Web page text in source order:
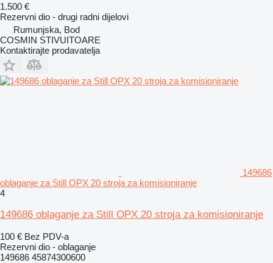
1.500 €
Rezervni dio - drugi radni dijelovi
Rumunjska, Bod
COSMIN STIVUITOARE
Kontaktirajte prodavatelja
149686
oblaganje za Still OPX 20 stroja za komisioniranje
4
149686 oblaganje za Still OPX 20 stroja za komisioniranje
100 € Bez PDV-a
Rezervni dio - oblaganje
149686 45874300600